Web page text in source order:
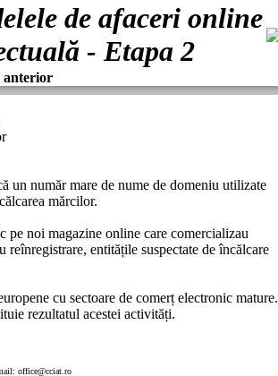
de afaceri online
- Etapa 2
anterior
un număr mare de nume de domeniu utilizate
mărcilor.
pe noi magazine online care comercializau
entitățile suspectate de încălcare
cu sectoare de comerț electronic mature.
rezultatul acestei activități.
office@cciat.ro